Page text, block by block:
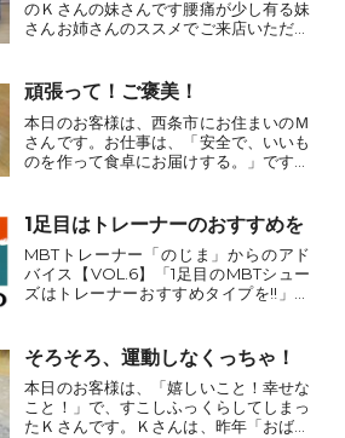
のＫさんの妹さんです腰痛が少し有る妹
さんお姉さんのススメでご来店いただき
旅行にも履いていきたいとのことでコチ
ラはいかがですか？↓カジ...
頑張って！ご褒美！
本日のお客様は、西条市にお住まいのＭ
さんです。お仕事は、「安全で、いいも
のを作って食卓にお届けする。」です。
シューズをはじめ、スキンズ・ＳＥＶ・
ユーグレナ・ドクターバラ...
1足目はトレーナーのおすすめを
MBTトレーナー「のじま」からのアド
バイス【VOL.6】「1足目のMBTシュー
ズはトレーナーおすすめタイプを!!」今
なりました。しかし、使用目的によって
は、ご本人が希...
そろそろ、運動しなくっちゃ！
本日のお客様は、「嬉しいこと！幸せな
こと！」で、すこしふっくらしてしまっ
たＫさんです。Ｋさんは、昨年「おばあ